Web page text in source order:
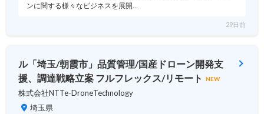
ンに関する様々なビジネスを展開…
29日前
ル「埼玉/朝霞市」品質管理/国産ドローン開発支
援、調達戦略立案 フルフレックス/リモート
NEW
株式会社NTTe-DroneTechnology
埼玉県